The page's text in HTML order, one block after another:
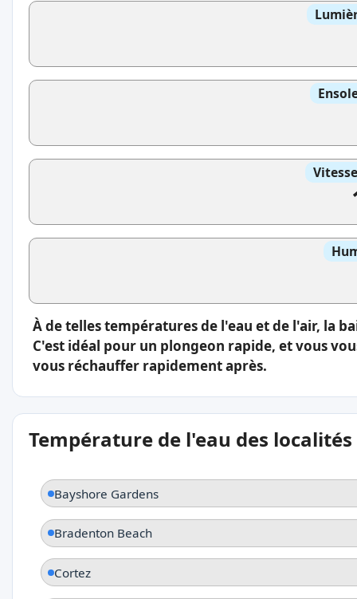
À de telles températures de l'eau et de l'air, la
C'est idéal pour un plongeon rapide, et vous
vous réchauffer rapidement après.
Température de l'eau des
Bayshore Gardens
Bradenton Beach
Cortez